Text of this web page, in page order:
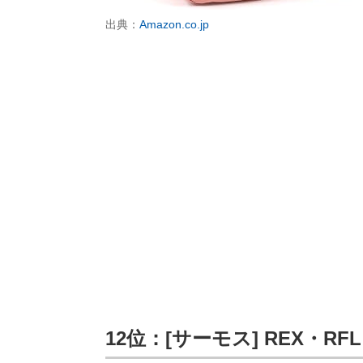
出典： Amazon.co.jp
12位：[サーモス] REX・